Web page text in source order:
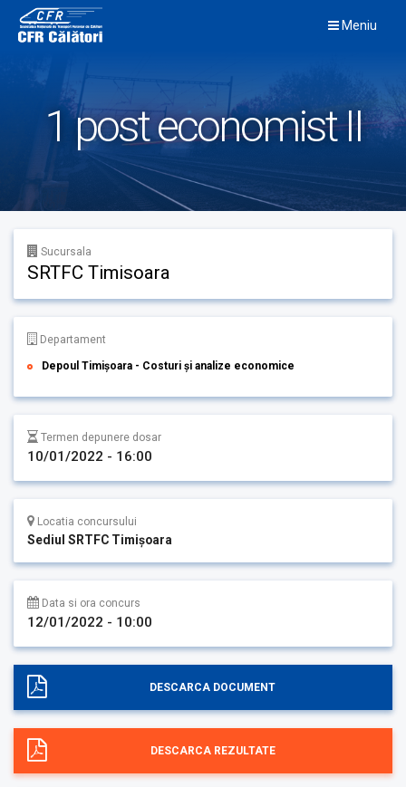
content
Meniu
1 post economist II
Sucursala
SRTFC Timisoara
Departament
Depoul Timișoara - Costuri și analize economice
Termen depunere dosar
10/01/2022 - 16:00
Locatia concursului
Sediul SRTFC Timişoara
Data si ora concurs
12/01/2022 - 10:00
DESCARCA DOCUMENT
DESCARCA REZULTATE